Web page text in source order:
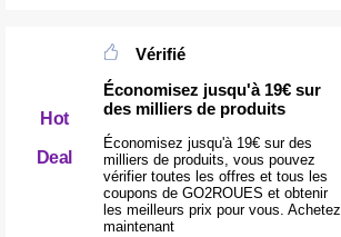
Hot
Deal
Vérifié
Économisez jusqu'à 19€ sur
des milliers de produits
Économisez jusqu'à 19€ sur des
milliers de produits, vous pouvez
vérifier toutes les offres et tous les
coupons de GO2ROUES et obtenir
les meilleurs prix pour vous. Achetez
maintenant